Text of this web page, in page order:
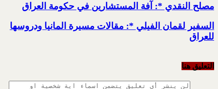
مصلح النقدي *: آفة المستشارين في حكومة العراق
السفير لقمان الفيلي *: مقالات مسيرة المانيا ودروسها
للعراق
التعليق هنا